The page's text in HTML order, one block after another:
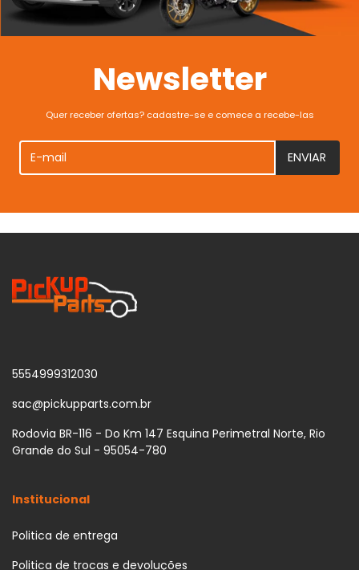
Newsletter
Quer receber ofertas? cadastre-se e comece a recebe-las
5554999312030
sac@pickupparts.com.br
Rodovia BR-116 - Do Km 147 Esquina Perimetral Norte, Rio
Grande do Sul - 95054-780
Institucional
Politica de entrega
Politica de trocas e devoluções